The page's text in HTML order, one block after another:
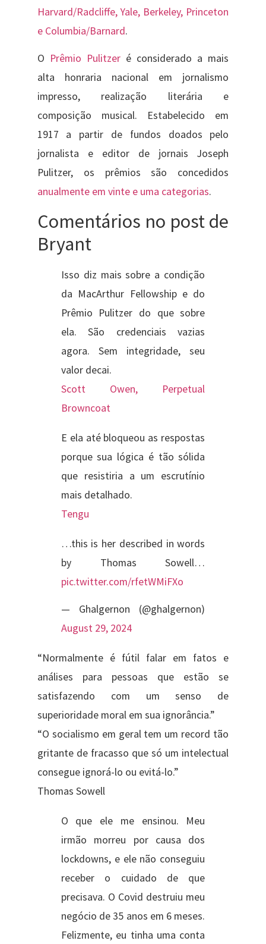
Harvard/Radcliffe, Yale, Berkeley, Princeton
e Columbia/Barnard.
O Prêmio Pulitzeré considerado a mais
alta honraria nacional em jornalismo
impresso, realização literária e
composição musical. Estabelecido em
1917 a partir de fundos doados pelo
jornalista e editor de jornais Joseph
Pulitzer, os prêmios são concedidos
anualmente em vinte e uma categorias.
Comentários no post de
Bryant
Isso diz mais sobre a condição
da MacArthur Fellowship e do
Prêmio Pulitzer do que sobre
ela. São credenciais vazias
agora. Sem integridade, seu
valor decai.
Scott Owen, Perpetual
Browncoat
E ela até bloqueou as respostas
porque sua lógica é tão sólida
que resistiria a um escrutínio
mais detalhado.
Tengu
…this is her described in words
by Thomas Sowell…
pic.twitter.com/rfetWMiFXo
— Ghalgernon (@ghalgernon)
August 29, 2024
“Normalmente é fútil falar em fatos e
análises para pessoas que estão se
satisfazendo com um senso de
superioridade moral em sua ignorância.”
“O socialismo em geral tem um record tão
gritante de fracasso que só um intelectual
consegue ignorá-lo ou evitá-lo.”
Thomas Sowell
O que ele me ensinou. Meu
irmão morreu por causa dos
lockdowns, e ele não conseguiu
receber o cuidado de que
precisava. O Covid destruiu meu
negócio de 35 anos em 6 meses.
Felizmente, eu tinha uma conta